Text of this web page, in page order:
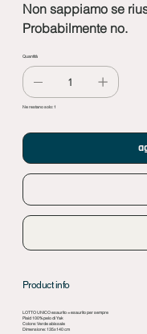
Non sappiamo se
Probabilmente no.
Quantità
Ne restano solo: 1
Product info
LOTTO UNICO esaurito = esaurito per sempre
Plaid 100% pelo di Yak
Colore: Verde abissale
Dimensione: 135x140 cm